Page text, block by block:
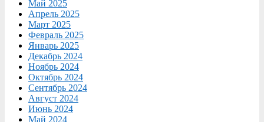
Май 2025
Апрель 2025
Март 2025
Февраль 2025
Январь 2025
Декабрь 2024
Ноябрь 2024
Октябрь 2024
Сентябрь 2024
Август 2024
Июнь 2024
Май 2024